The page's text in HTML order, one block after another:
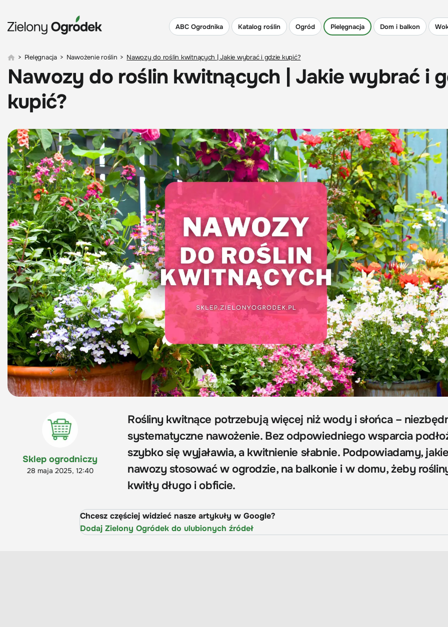
ABC Ogrodnika Katalog roślin Ogród Pielęgnacja Dom i balkon
> Pielęgnacja > Nawożenie roślin > Nawozy do roślin kwitnących | Jakie wybrać i gdzie kupić?
Nawozy do roślin kwitnących | Jakie wybrać i
kupić?
Sklep ogrodniczy
28 maja 2025, 12:40
Rośliny kwitnące potrzebują więcej niż wody i słońca –
systematyczne nawożenie. Bez odpowiedniego wsparcia
szybko się wyjaławia, a kwitnienie słabnie. Podpowiadamy,
nawozy stosować w ogrodzie, na balkonie i w domu, żeby
kwitły długo i obficie.
Chcesz częściej widzieć nasze artykuły w Google?
Dodaj Zielony Ogródek do ulubionych źródeł